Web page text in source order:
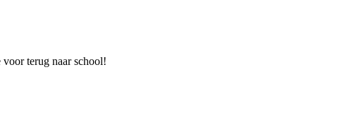
terug naar school!